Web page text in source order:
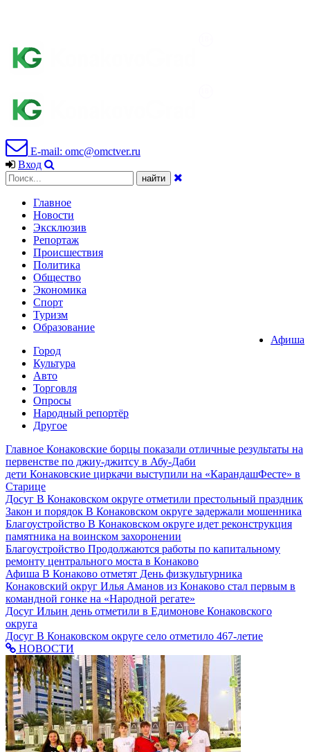
E-mail: omc@omctver.ru
Вход
Главное
Новости
Эксклюзив
Репортаж
Происшествия
Политика
Общество
Экономика
Спорт
Туризм
Образование
Афиша
Город
Культура
Авто
Торговля
Опросы
Народный репортёр
Другое
Главное Конаковские борцы показали отличные результаты на
первенстве по джиу-джитсу в Абу-Даби
дети Конаковские циркачи выступили на «КарандашФесте» в
Старице
Досуг В Конаковском округе отметили престольный праздник
Закон и порядок В Конаковском округе задержали мошенника
Благоустройство В Конаковском округе идет реконструкция
памятника на воинском захоронении
Благоустройство Продолжаются работы по капитальному
ремонту центрального моста в Конаково
Афиша В Конаково отметят День физкультурника
Конаковский округ Илья Аманов из Конаково стал первым в
командной гонке на «Народной регате»
Досуг Ильин день отметили в Едимонове Конаковского
округа
Досуг В Конаковском округе село отметило 467-летие
НОВОСТИ